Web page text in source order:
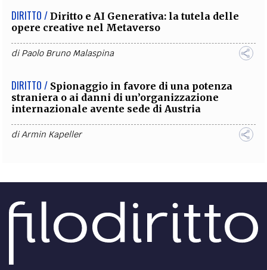
DIRITTO / Diritto e AI Generativa: la tutela delle
opere creative nel Metaverso
diPaolo Bruno Malaspina
DIRITTO / Spionaggio in favore di una potenza
straniera o ai danni di un’organizzazione
internazionale avente sede di Austria
diArmin Kapeller